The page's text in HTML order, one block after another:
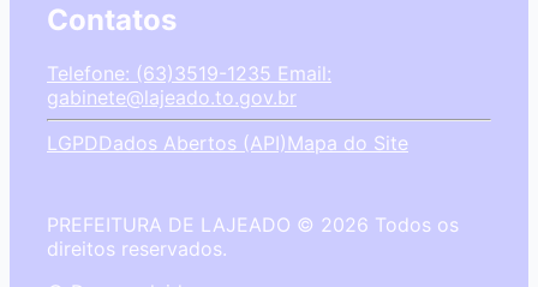
Contatos
Telefone: (63)3519-1235 Email:
gabinete@lajeado.to.gov.br
LGPDDados Abertos (API)Mapa do Site
PREFEITURA DE LAJEADO © 2026 Todos os
direitos reservados.